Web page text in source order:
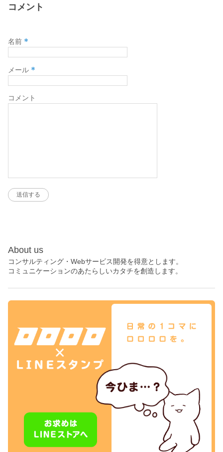
コメント
コメント
名前 *
メール *
About us
コンサルティング・Webサービス開発を得意とします。
コミュニケーションのあたらしいカタチを創造します。